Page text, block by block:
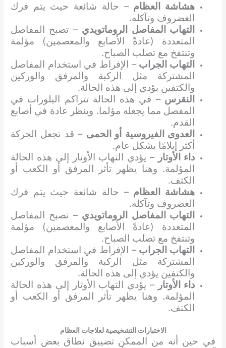
هشاشة العظام – حالة شائعة حيث يتم فرك
الغضروف وتآكله.
التهاب المفاصل الروماتويدي – تصبح المفاصل
المتعددة (عادةً الأصابع والمعصمين) مؤلمة
وتنتفخ مع تصلب الصباح.
التهاب الجراب – الإفراط في استخدام المفاصل
المشتركة مثل الركبة والمرفق والوركين
والكتفين يؤدي إلى هذه الحالة.
النقرس – في هذه الحالة تتراكم البلورات في
المفصل مما يجعله مؤلما. وينظر عادة في أصابع
القدم.
العدوى الفيروسية أو الحمى – قد تجعل الحركة
أكثر إيلامًا بشكل عام.
داء الأوتار – يؤدي التهاب الأوتار إلى هذه الحالة
المؤلمة. وهنا يظهر تأثر المرفق أو الكعب أو
الكتف.
هشاشة العظام – حالة شائعة حيث يتم فرك
الغضروف وتآكله.
التهاب المفاصل الروماتويدي – تصبح المفاصل
المتعددة (عادةً الأصابع والمعصمين) مؤلمة
وتنتفخ مع تصلب الصباح.
التهاب الجراب – الإفراط في استخدام المفاصل
المشتركة مثل الركبة والمرفق والوركين
والكتفين يؤدي إلى هذه الحالة.
داء الأوتار – يؤدي التهاب الأوتار إلى هذه الحالة
المؤلمة. وهنا يظهر تأثر المرفق أو الكعب أو
الكتف.
الاختبارات التشخيصية لعلاجات العظام
في حين أنه من الممكن تضييق نطاق بعض أسباب